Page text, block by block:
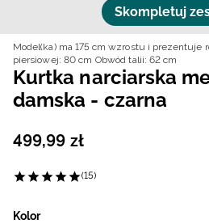
Skompletuj
Model(ka) ma 175 cm wzrostu i prezentuje
piersiowej: 80 cm Obwód talii: 62 cm
Kurtka narciarska
damska - czarna
499,99 zł
(15)
Kolor